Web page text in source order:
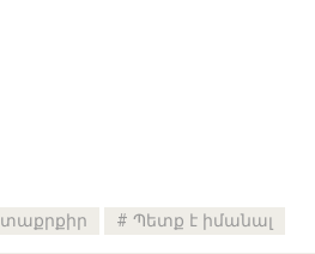
Պետք է իմանալ